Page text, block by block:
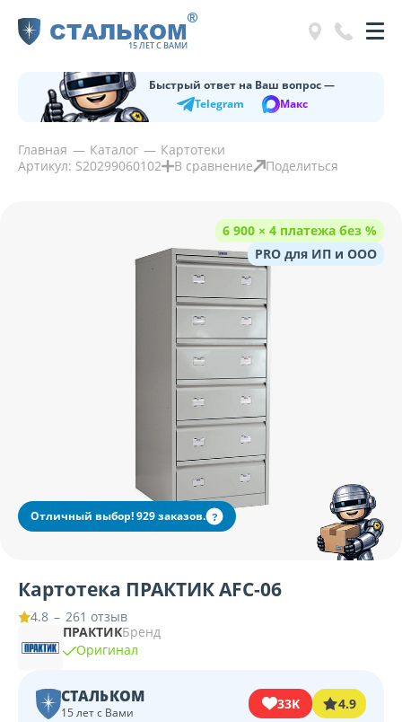
СТАЛЬКОМ
15 ЛЕТ С ВАМИ
®
Быстрый ответ на Ваш вопрос —
Telegram
Макс
Главная Каталог
Картотеки
Артикул: S20299060102
В сравнение Поделиться
6 900 × 4 платежа без %
PRO для ИП и ООО
Отличный выбор! 929 заказов. ?
Картотека ПРАКТИК AFC-06
4.8 – 261 отзыв
ПРАКТИКБренд
Оригинал
СТАЛЬКОМ
15 лет с Вами
33K 4.9